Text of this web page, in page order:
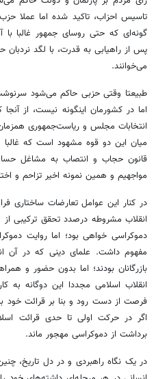
تاسیس احزاب، تاکید شده اما عملا
گونه‌ای که حتی روسای جمهور غالبا
پس از راهیابی به قدرت، با لگد
می‌خوانند.
طبیعتا وقتی حزبی حاکم می‌شود
اما در کشورمان اینگونه نیست، از
انتخابات مجلس و ریاست‌جمهوری
میان این دو قوه مشهود است که غالبا
قانون حجاب و انتصاب به مشاغل
مواجهیم و همین نمونه اخیر تزاحم و
در کنار این عوامل تعارضات ساختاری
انقلاب مشروطه درصدد تحقق ترکیبی
دموکراسی خواهی بود؛ اما روایت
مفهوم داشت. علمای دینی که در آن
بازرگانان بودند؛ اما بدون حضور و
انقلاب اسلامی مجددا این دوگانه به
فرصت از دست رود و بنا بر قرائت خود
اگر در حرکت اولی تا حدی قرائت
برداشت از دموکراسی مهجور ماند.
در یک نگاه راهبردی و در دل تاریخ،